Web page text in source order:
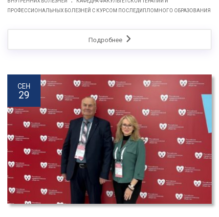
ПРОФЕССИОНАЛЬНЫХ БОЛЕЗНЕЙ С КУРСОМ ПОСЛЕДИПЛОМНОГО ОБРАЗОВАНИЯ
Подробнее
СЕН
29